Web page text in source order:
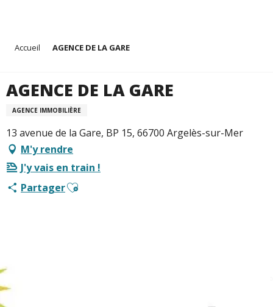
principal
Accueil AGENCE DE LA GARE
AGENCE DE LA GARE
AGENCE IMMOBILIÈRE
13 avenue de la Gare, BP 15, 66700 Argelès-sur-Mer
M'y rendre
J'y vais en train !
PartagerAjouter aux favoris